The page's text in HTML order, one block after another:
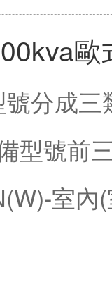
分成
型號前
室內